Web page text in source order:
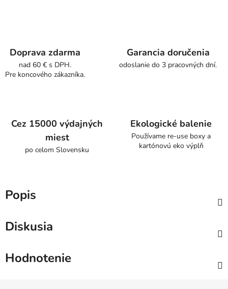
Doprava zdarma
nad 60 € s DPH.
Pre koncového zákazníka.
Garancia doručenia
odoslanie do 3 pracovných dní.
Cez 15000 výdajných
miest
po celom Slovensku
Ekologické balenie
Používame re-use boxy a
kartónovú eko výplň
Popis
Diskusia
Hodnotenie